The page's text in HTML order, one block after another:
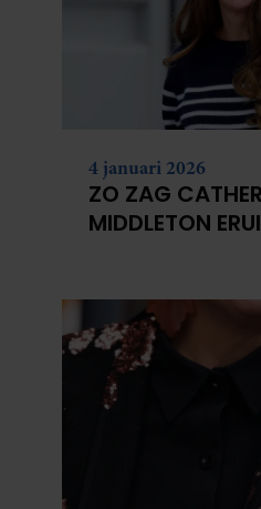
4 januari 2026
ZO ZAG
MIDDLETON